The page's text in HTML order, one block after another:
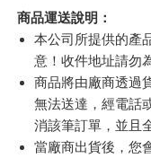
商品運送說明：
本公司所提供的產
意！收件地址請勿
商品將由廠商透過
無法送達，經電話
消該筆訂單，並且
當廠商出貨後，您